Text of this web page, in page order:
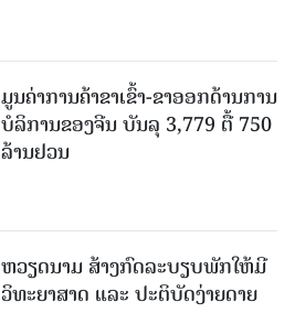
ມູນຄ່າການຄ້າຂາເຂົ້າ-ຂາອອກດ້ານການ
ບໍລິການຂອງຈີນ ບັນລຸ 3,779 ຕື້ 750
ລ້ານຢວນ
ຫວຽດນາມ ສ້າງກົດລະບຽບພັກໃຫ້ມີ
ວິທະຍາສາດ ແລະ ປະຕິບັດງ່າຍດາຍ